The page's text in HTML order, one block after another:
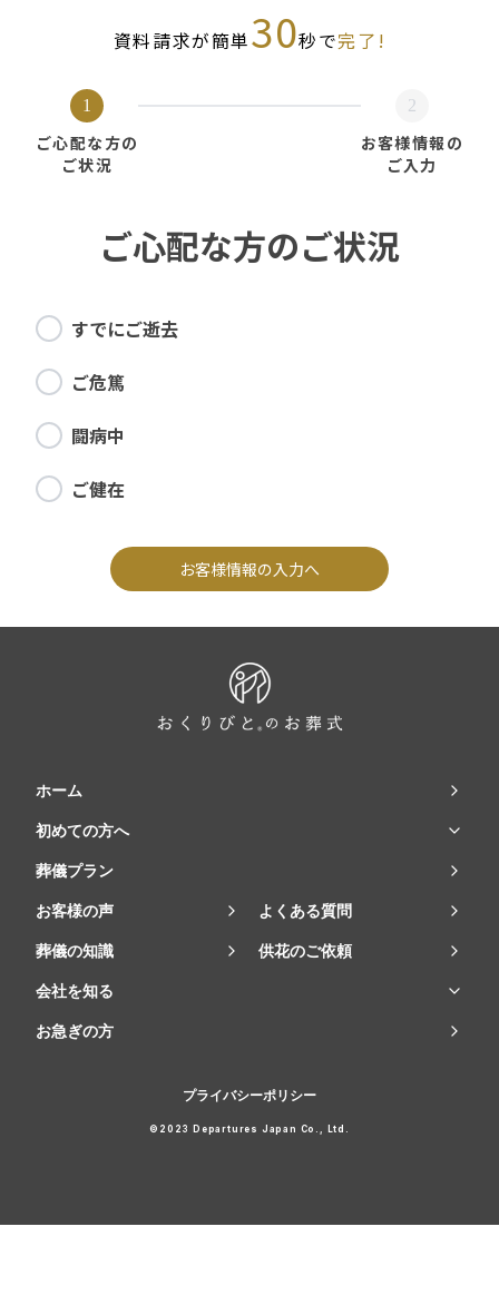
資料請求が簡単30秒で完了!
1
ご心配な方の
ご状況
2
お客様情報の
ご入力
ご心配な方のご状況
すでにご逝去
ご危篤
闘病中
ご健在
お客様情報の入力へ
ホーム
初めての方へ
葬儀プラン
お客様の声 よくある質問
葬儀の知識 供花のご依頼
会社を知る
お急ぎの方
プライバシーポリシー
©2023 Departures Japan Co., Ltd.